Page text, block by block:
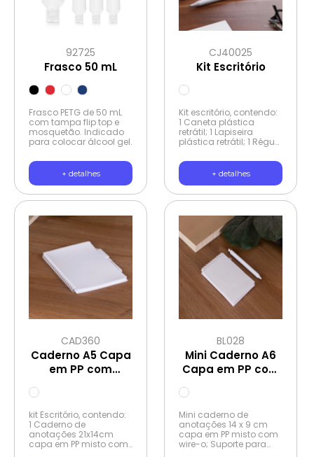
92725
Frasco 50 mL
Frasco PETG de 50 mL
com tampa flip top e
mosquetão. Indicado
para colocar álcool gel.
+ detalhes
CJ40025
Kit Escritório
Kit escritório, contendo:
1 Caneta plástica
retrátil; 1 Lapiseira
plástica retrátil; 1 Régua
Borracha. MATERIAL
ANTIBACTERIANO
+ detalhes
CAD360
Caderno A5 Capa
em PP com
kit Escritório, contendo:
1 Caderno de
anotações 21x14cm
capa em PP misto com
BL028
Mini Caderno A6
Capa em PP com
Mini caderno de
anotações 14 x 9 cm
capa em PP misto com
wire-o; Suporte para